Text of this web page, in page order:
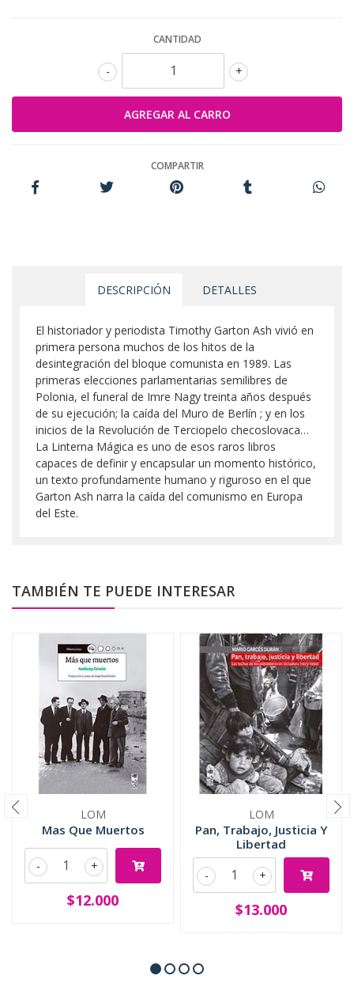
CANTIDAD
+
-
COMPARTIR
DESCRIPCIÓN DETALLES
El historiador y periodista Timothy Garton Ash vivió en
primera persona muchos de los hitos de la
desintegración del bloque comunista en 1989. Las
primeras elecciones parlamentarias semilibres de
Polonia, el funeral de Imre Nagy treinta años después
de su ejecución; la caída del Muro de Berlín ; y en los
inicios de la Revolución de Terciopelo checoslovaca…
La Linterna Mágica es uno de esos raros libros
capaces de definir y encapsular un momento histórico,
un texto profundamente humano y riguroso en el que
Garton Ash narra la caída del comunismo en Europa
del Este.
TAMBIÉN TE PUEDE INTERESAR
LOM
Mas Que Muertos
+
-
$12.000
LOM
Pan, Trabajo, Justicia Y
Libertad
+
-
$13.000